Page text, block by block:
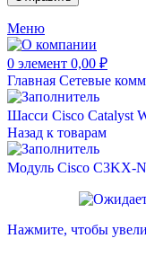
Меню
0 элемент 0,00 ₽
Главная Сетевые
Шасси Cisco Catalyst
Назад к товарам
Модуль Cisco C3KX-
Нажмите, чтобы